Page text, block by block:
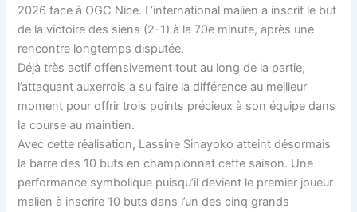
2026 face à OGC Nice. L’international malien a inscrit le but
de la victoire des siens (2-1) à la 70e minute, après une
rencontre longtemps disputée.
Déjà très actif offensivement tout au long de la partie,
l’attaquant auxerrois a su faire la différence au meilleur
moment pour offrir trois points précieux à son équipe dans
la course au maintien.
Avec cette réalisation, Lassine Sinayoko atteint désormais
la barre des 10 buts en championnat cette saison. Une
performance symbolique puisqu’il devient le premier joueur
malien à inscrire 10 buts dans l’un des cinq grands